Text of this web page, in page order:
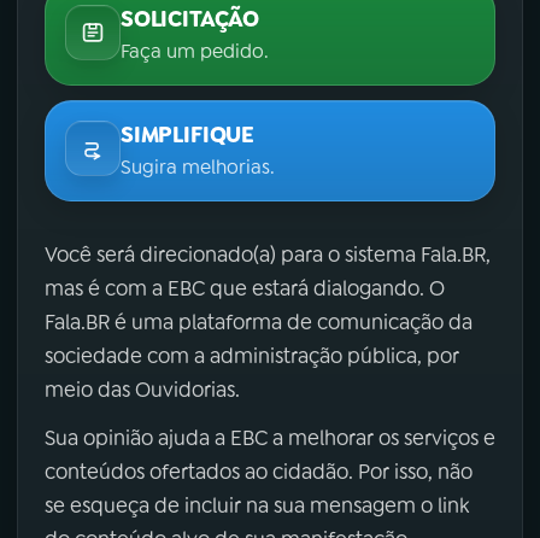
SOLICITAÇÃO
Faça um pedido.
SIMPLIFIQUE
Sugira melhorias.
Você será direcionado(a) para o sistema Fala.BR,
mas é com a EBC que estará dialogando. O
Fala.BR é uma plataforma de comunicação da
sociedade com a administração pública, por
meio das Ouvidorias.
Sua opinião ajuda a EBC a melhorar os serviços e
conteúdos ofertados ao cidadão. Por isso, não
se esqueça de incluir na sua mensagem o link